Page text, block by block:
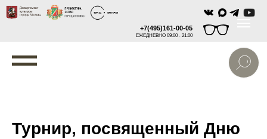
+7(495)161-00-05
ЕЖЕДНЕВНО 09:00 - 21:00
Турнир, посвященный Дню